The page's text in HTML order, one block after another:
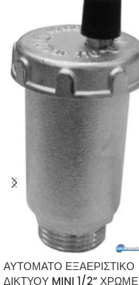
ΑΥΤΟΜΑΤΟ ΕΞΑΕΡΙΣΤΙΚΟ
ΔΙΚΤΥΟΥ MINI 1/2” ΧΡΩΜΕ